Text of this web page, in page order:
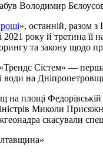
Володимир
», останній, разом
2021 року й третина
та закону щодо
Сістем» — перша
води на
на площі
Миколи
скасували